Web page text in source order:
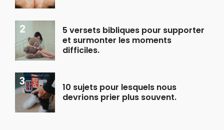
5 versets bibliques pour supporter
et surmonter les moments
difficiles.
10 sujets pour lesquels nous
devrions prier plus souvent.